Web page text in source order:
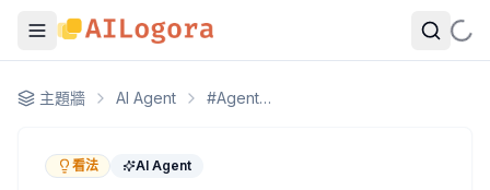
OpenClaw 上線前沒搞清楚這 5 件事，帳單會幫你搞清楚
最近 Reddit 上有人整理了一份新手踩坑清單，時機剛好，就
Heartbeat 的費用是隱形的，但不是無感的
主題牆 AI Agent #Agent 工作流程
看法 AI Agent